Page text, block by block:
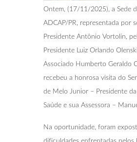
Ontem, (17/11/2025), a Sede
ADCAP/PR, representada por
Presidente Antônio Vortolin,
Presidente Luiz Orlando
Associado Humberto Geraldo
recebeu a honrosa visita do
de Melo Junior – Presidente da
Saúde e sua Assessora –
Na oportunidade, foram